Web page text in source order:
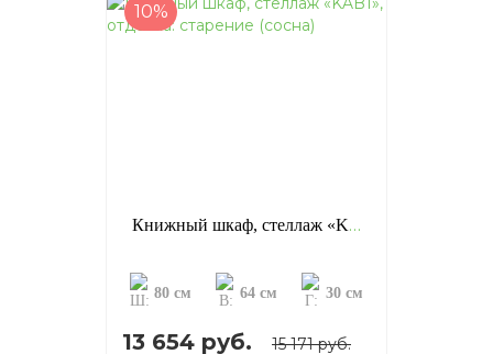
10%
Книжный шкаф, стеллаж «KAB1», отделка: старение (сосна)
80 см 64 см 30 см
13 654 руб. 15 171 руб.